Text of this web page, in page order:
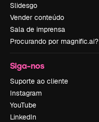
Slidesgo
Vender conteúdo
Sala de imprensa
Procurando por magnific.ai?
Siga-nos
Suporte ao cliente
Instagram
YouTube
LinkedIn